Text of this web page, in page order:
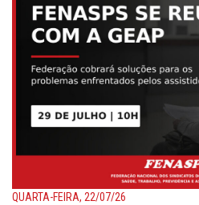
QUARTA-FEIRA, 22/07/26